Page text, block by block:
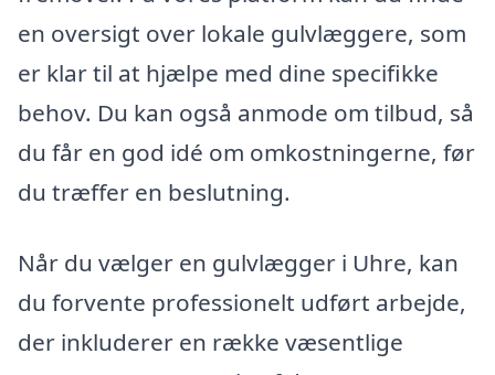
en oversigt over lokale gulvlæggere, som
er klar til at hjælpe med dine specifikke
behov. Du kan også anmode om tilbud, så
du får en god idé om omkostningerne, før
du træffer en beslutning.
Når du vælger en gulvlægger i Uhre, kan
du forvente professionelt udført arbejde,
der inkluderer en række væsentlige